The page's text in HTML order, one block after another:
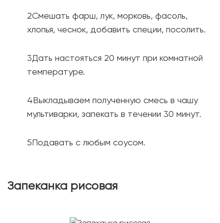
Смешать фарш, лук, морковь, фасоль,
хлопья, чеснок, добавить специи, посолить.
Дать настояться 20 минут при комнатной
температуре.
Выкладываем полученную смесь в чашу
мультиварки, запекать в течении 30 минут.
Подавать с любым соусом.
Запеканка рисовая